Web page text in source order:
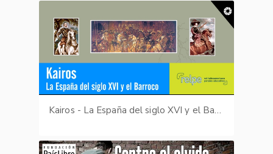
Kairos - La España del siglo XVI y el Barroco